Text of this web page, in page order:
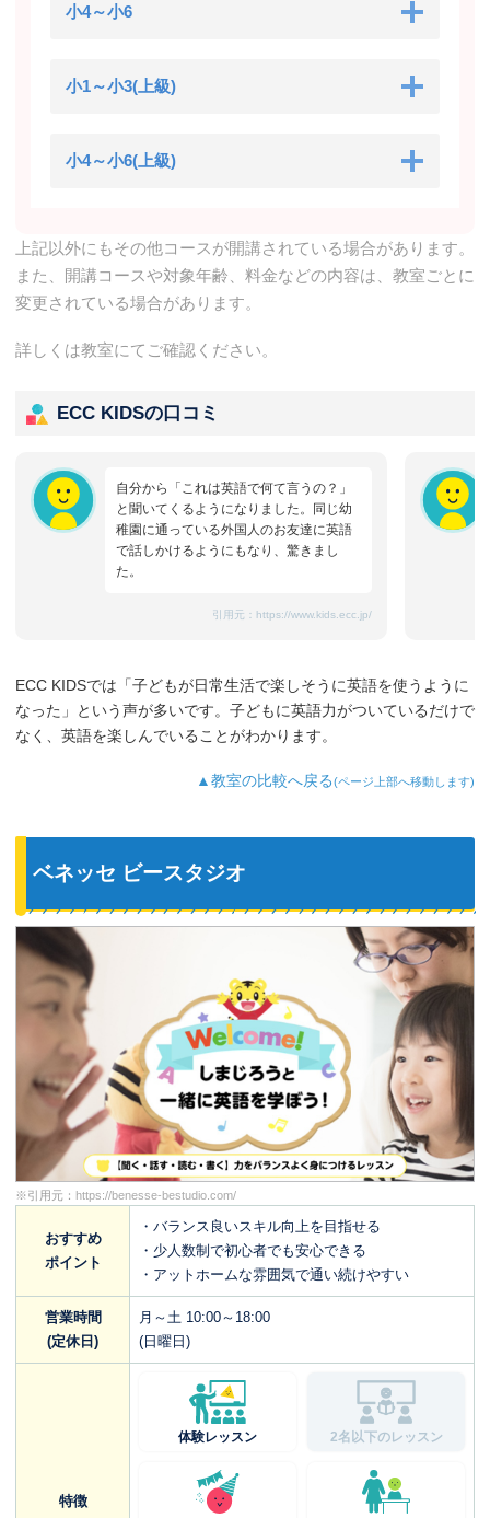
小4～小6
小1～小3(上級)
小4～小6(上級)
上記以外にもその他コースが開講されている場合があります。
また、開講コースや対象年齢、料金などの内容は、教室ごとに
変更されている場合があります。
詳しくは教室にてご確認ください。
ECC KIDSの口コミ
自分から「これは英語で何て言うの？」
と聞いてくるようになりました。同じ幼
稚園に通っている外国人のお友達に英語
で話しかけるようにもなり、驚きまし
た。
引用元： https://www.kids.ecc.jp/
ECC KIDSでは「子どもが日常生活で楽しそうに英語を使うように
なった」という声が多いです。子どもに英語力がついているだけで
なく、英語を楽しんでいることがわかります。
▲教室の比較へ戻る(ページ上部へ移動します)
ベネッセ ビースタジオ
※引用元： https://benesse-bestudio.com/
おすすめ
ポイント
・バランス良いスキル向上を目指せる
・少人数制で初心者でも安心できる
・アットホームな雰囲気で通い続けやすい
営業時間
(定休日)
月～土 10:00～18:00
(日曜日)
特徴
体験レッスン 2名以下のレッスン